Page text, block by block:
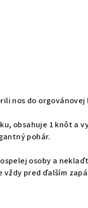
nos do
obsahuje 1 knôt a
pohár.
osoby a
pred ďalším